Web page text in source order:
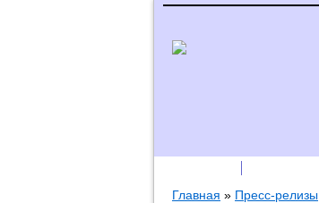
Главная » Пресс-релизы